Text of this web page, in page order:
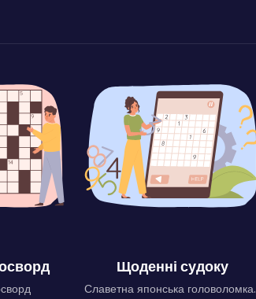
Щоденні судоку
Славетна японська головоломка.